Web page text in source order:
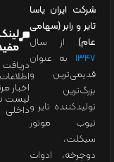
شرکت ایران یاسا
تایر و رابر (سهامی
عام) از سال
۱۳۴۷ به عنوان
قدیمی‌ترین و
بزرگ‌ترین
تولیدکننده تایر و
تیوب موتور
سیکلت،
دوچرخه، ادوات
اخبار
لیست
داخلی